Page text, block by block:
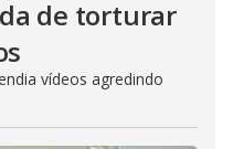
de torturar
vídeos agredindo